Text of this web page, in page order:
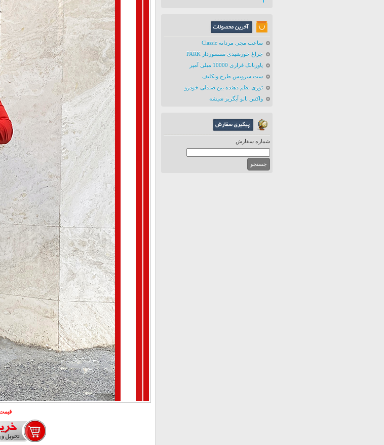
ساعت مچی مردانه Classic
چراغ خورشیدی سنسوردار PARK
پاوربانک فراری 10000 میلی آمپر
ست سرویس طرح ونکلیف
توری نظم دهنده بین صندلی خودرو
واکس نانو آبگریز شیشه
شماره سفارش